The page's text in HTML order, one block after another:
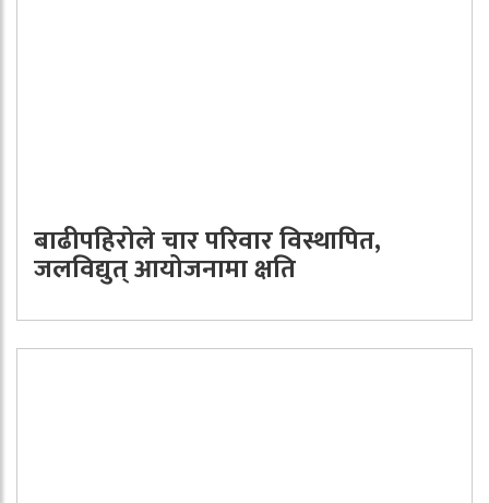
बाढीपहिरोले चार परिवार विस्थापित,
जलविद्युत् आयोजनामा क्षति